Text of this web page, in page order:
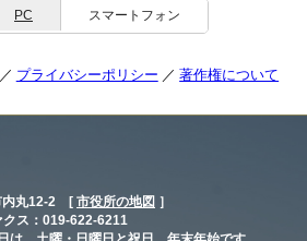
PC スマートフォン
プライバシーポリシー 著作権について
内丸12-2 [ 市役所の地図 ］
ス：019-622-6211